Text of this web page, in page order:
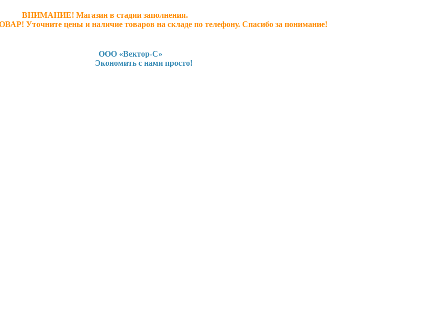
ВНИМАНИЕ! Магазин в стадии заполнения.
Уточните цены и наличие товаров на складе по телефону. Спасибо за понимание!
ООО «Вектор-С»
Экономить с нами просто!